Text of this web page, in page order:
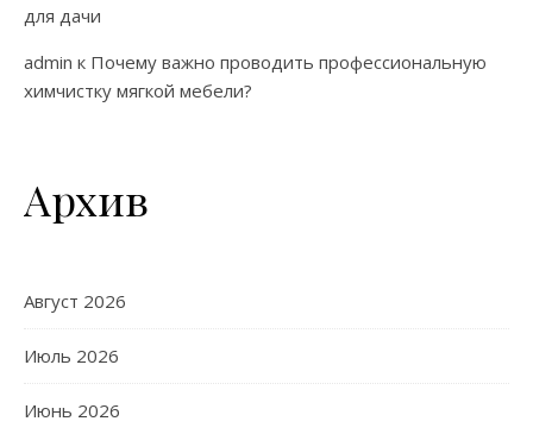
для дачи
admin к Почему важно проводить профессиональную
химчистку мягкой мебели?
Архив
Август 2026
Июль 2026
Июнь 2026